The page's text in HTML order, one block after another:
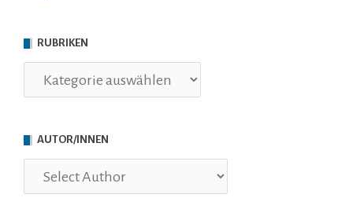
RUBRIKEN
Rubriken
AUTOR/INNEN